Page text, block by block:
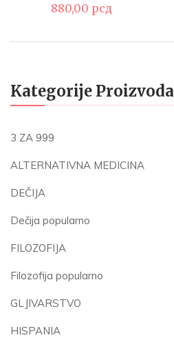
Kategorije Proizvoda
3 ZA 999
ALTERNATIVNA MEDICINA
DEČIJA
Dečija popularno
FILOZOFIJA
Filozofija popularno
GLJIVARSTVO
HISPANIA
880,00 рсд